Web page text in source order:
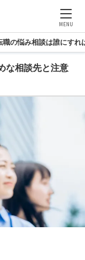
MENU
職の悩み相談は誰にすれ
な相談先と注意